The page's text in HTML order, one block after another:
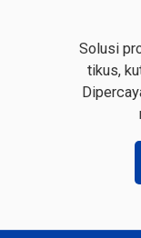
Solusi
tikus,